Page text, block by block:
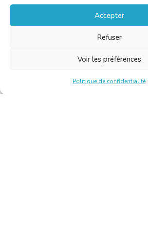
Accepter
Refuser
Voir les préférences
Politique de confidentialité